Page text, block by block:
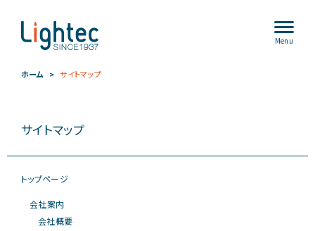
Menu
ホーム サイトマップ
サイトマップ
トップページ
会社案内
会社概要